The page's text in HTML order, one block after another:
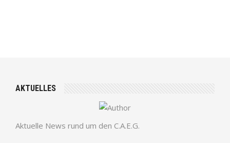
AKTUELLES
Aktuelle News rund um den C.A.E.G.